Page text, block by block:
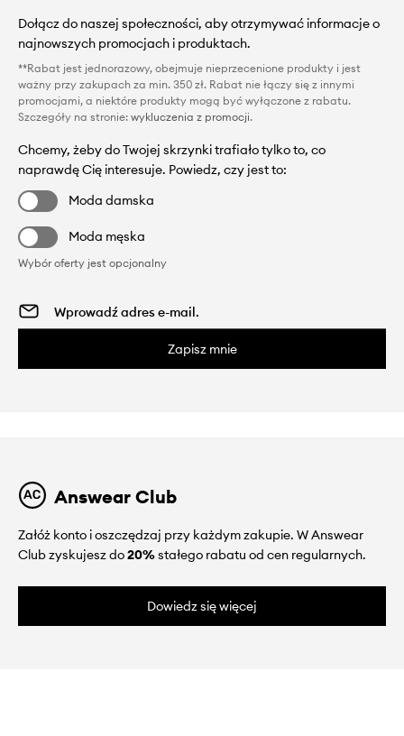
Dołącz do naszej społeczności, aby otrzymywać informacje o
najnowszych promocjach i produktach.
**Rabat jest jednorazowy, obejmuje nieprzecenione produkty i jest
ważny przy zakupach za min. 350 zł. Rabat nie łączy się z innymi
promocjami, a niektóre produkty mogą być wyłączone z rabatu.
Szczegóły na stronie: wykluczenia z promocji.
Chcemy, żeby do Twojej skrzynki trafiało tylko to, co
naprawdę Cię interesuje. Powiedz, czy jest to:
Moda damska
Moda męska
Wybór oferty jest opcjonalny
Zapisz mnie
Answear Club
Załóż konto i oszczędzaj przy każdym zakupie. W Answear
Club zyskujesz do20%stałego rabatu od cen regularnych.
Dowiedz się więcej